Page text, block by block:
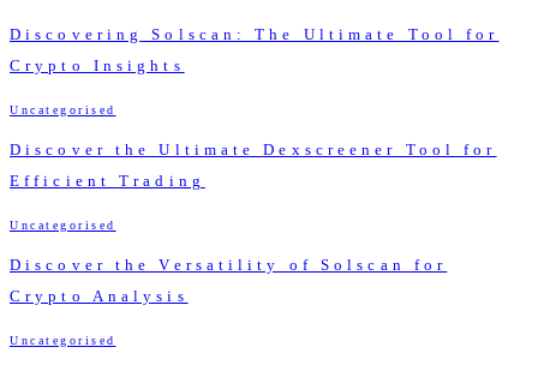
Discovering Solscan: The Ultimate Tool for
Crypto Insights
Uncategorised
Discover the Ultimate Dexscreener Tool for
Efficient Trading
Uncategorised
Discover the Versatility of Solscan for
Crypto Analysis
Uncategorised